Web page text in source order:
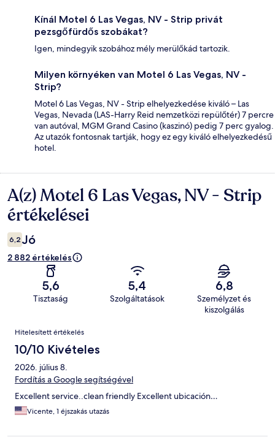
Kínál Motel 6 Las Vegas, NV - Strip privát
pezsgőfürdős szobákat?
Igen, mindegyik szobához mély merülőkád tartozik.
Milyen környéken van Motel 6 Las Vegas, NV -
Strip?
Motel 6 Las Vegas, NV - Strip elhelyezkedése kiváló – Las
Vegas, Nevada (LAS-Harry Reid nemzetközi repülőtér) 7 percre
van autóval, MGM Grand Casino (kaszinó) pedig 7 perc gyalog.
Az utazók fontosnak tartják, hogy ez egy kiváló elhelyezkedésű
hotel.
Értékelések
A(z) Motel 6 Las Vegas, NV - Strip
értékelései
6,2 Jó
2 882 értékelés
5,6
Tisztaság
5,4
Szolgáltatások
6,8
Személyzet és
kiszolgálás
Értékelések
Hitelesített értékelés
10/10 Kivételes
2026. július 8.
Fordítás a Google segítségével
Excellent service..clean friendly Excellent ubicación…
Vicente, 1 éjszakás utazás